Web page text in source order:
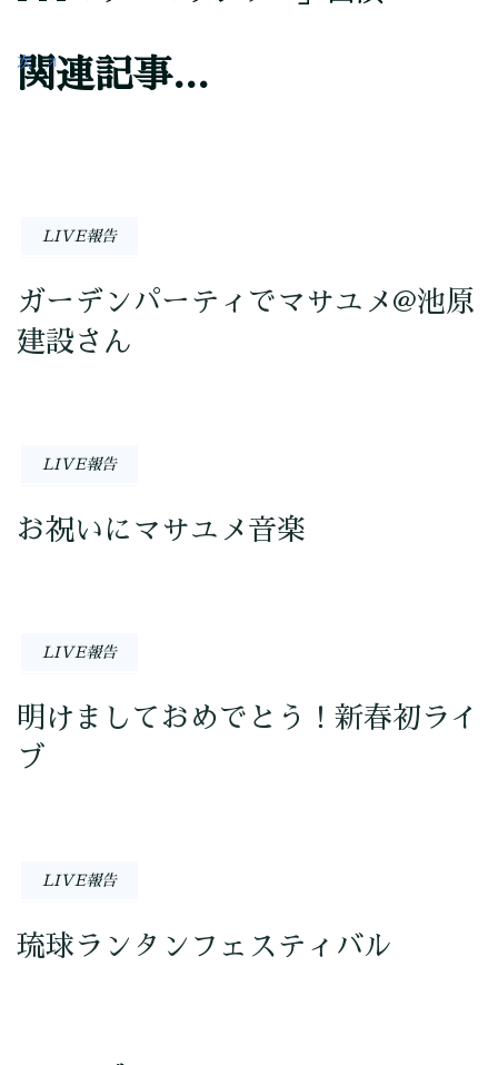
次
関連記事...
LIVE報告
ガーデンパーティでマサユメ@池原
建設さん
LIVE報告
お祝いにマサユメ音楽
LIVE報告
明けましておめでとう！新春初ライ
ブ
LIVE報告
琉球ランタンフェスティバル